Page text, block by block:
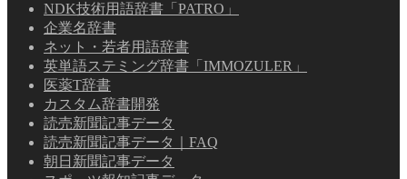
NDK技術用語辞書「PATRO」
企業名辞書
ネット・若者用語辞書
英単語ステミング辞書「IMMOZULER」
医薬T辞書
カスタム辞書開発
読売新聞記事データ
読売新聞記事データ｜FAQ
朝日新聞記事データ